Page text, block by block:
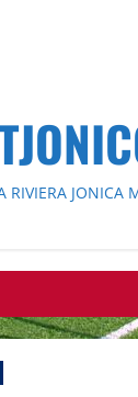
RIVIERA JONICA